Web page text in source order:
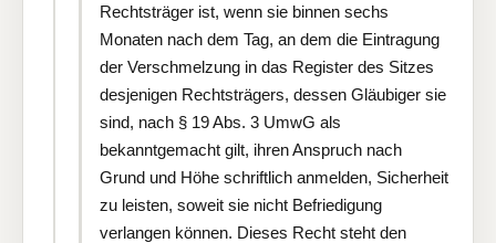
Rechtsträger ist, wenn sie binnen sechs
Monaten nach dem Tag, an dem die Eintragung
der Verschmelzung in das Register des Sitzes
desjenigen Rechtsträgers, dessen Gläubiger sie
sind, nach § 19 Abs. 3 UmwG als
bekanntgemacht gilt, ihren Anspruch nach
Grund und Höhe schriftlich anmelden, Sicherheit
zu leisten, soweit sie nicht Befriedigung
verlangen können. Dieses Recht steht den